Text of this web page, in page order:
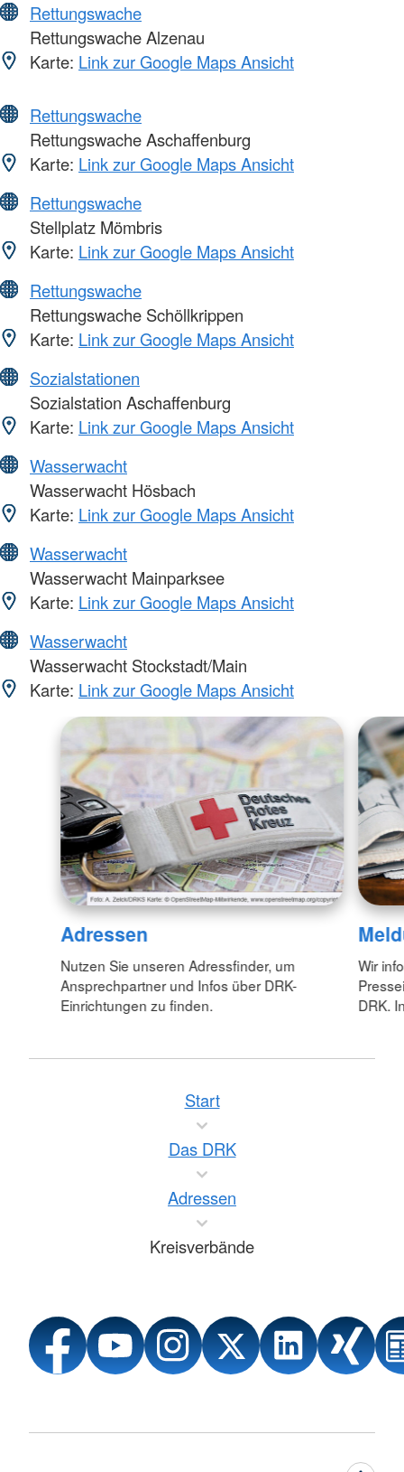
Rettungswache
Rettungswache Alzenau
Karte: Link zur Google Maps Ansicht
Rettungswache
Rettungswache Aschaffenburg
Karte: Link zur Google Maps Ansicht
Rettungswache
Stellplatz Mömbris
Karte: Link zur Google Maps Ansicht
Rettungswache
Rettungswache Schöllkrippen
Karte: Link zur Google Maps Ansicht
Sozialstationen
Sozialstation Aschaffenburg
Karte: Link zur Google Maps Ansicht
Wasserwacht
Wasserwacht Hösbach
Karte: Link zur Google Maps Ansicht
Wasserwacht
Wasserwacht Mainparksee
Karte: Link zur Google Maps Ansicht
Wasserwacht
Wasserwacht Stockstadt/Main
Karte: Link zur Google Maps Ansicht
Adressen
Nutzen Sie unseren Adressfinder, um
Ansprechpartner und Infos über DRK-
Einrichtungen zu finden.
Wir
DRK.
Start
Das DRK
Adressen
Kreisverbände